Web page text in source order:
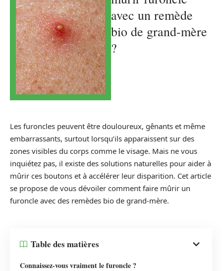
avec un remède
bio de grand-mère
?
Les furoncles peuvent être douloureux, gênants et même
embarrassants, surtout lorsqu’ils apparaissent sur des
zones visibles du corps comme le visage. Mais ne vous
inquiétez pas, il existe des solutions naturelles pour aider à
mûrir ces boutons et à accélérer leur disparition. Cet article
se propose de vous dévoiler comment faire mûrir un
furoncle avec des remèdes bio de grand-mère.
Table des matières
Connaissez-vous vraiment le furoncle ?